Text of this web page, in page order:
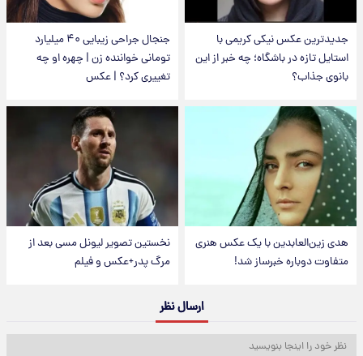
جدیدترین عکس نیکی کریمی با
استایل تازه در باشگاه؛ چه خبر از این
بانوی جذاب؟
جنجال جراحی زیبایی ۴۰ میلیارد
تومانی خواننده زن | چهره او چه
تغییری کرد؟ | عکس
هدی زین‌العابدین با یک عکس هنری
متفاوت دوباره خبرساز شد!
نخستین تصویر لیونل مسی بعد از
مرگ پدر+عکس و فیلم
ارسال نظر